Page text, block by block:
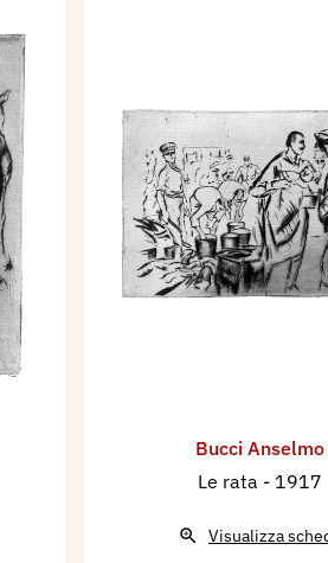
Bucci Anselmo
Le rata - 1917
Visualizza